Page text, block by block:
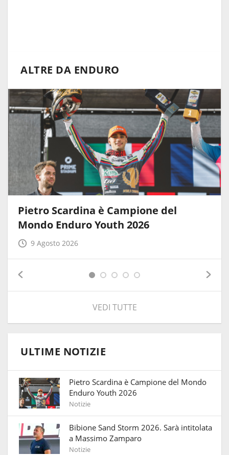
ALTRE DA ENDURO
Pietro Scardina è Campione del
Mondo Enduro Youth 2026
9 Agosto 2026
VEDI TUTTE
ULTIME NOTIZIE
Pietro Scardina è Campione del Mondo
Enduro Youth 2026
Notizie
Bibione Sand Storm 2026. Sarà intitolata
a Massimo Zamparo
Notizie